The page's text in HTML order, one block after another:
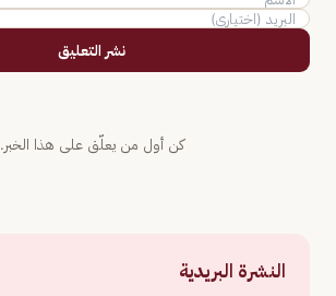
نشر التعليق
كن أول من يعلّق على هذا الخبر.
النشرة البريدية